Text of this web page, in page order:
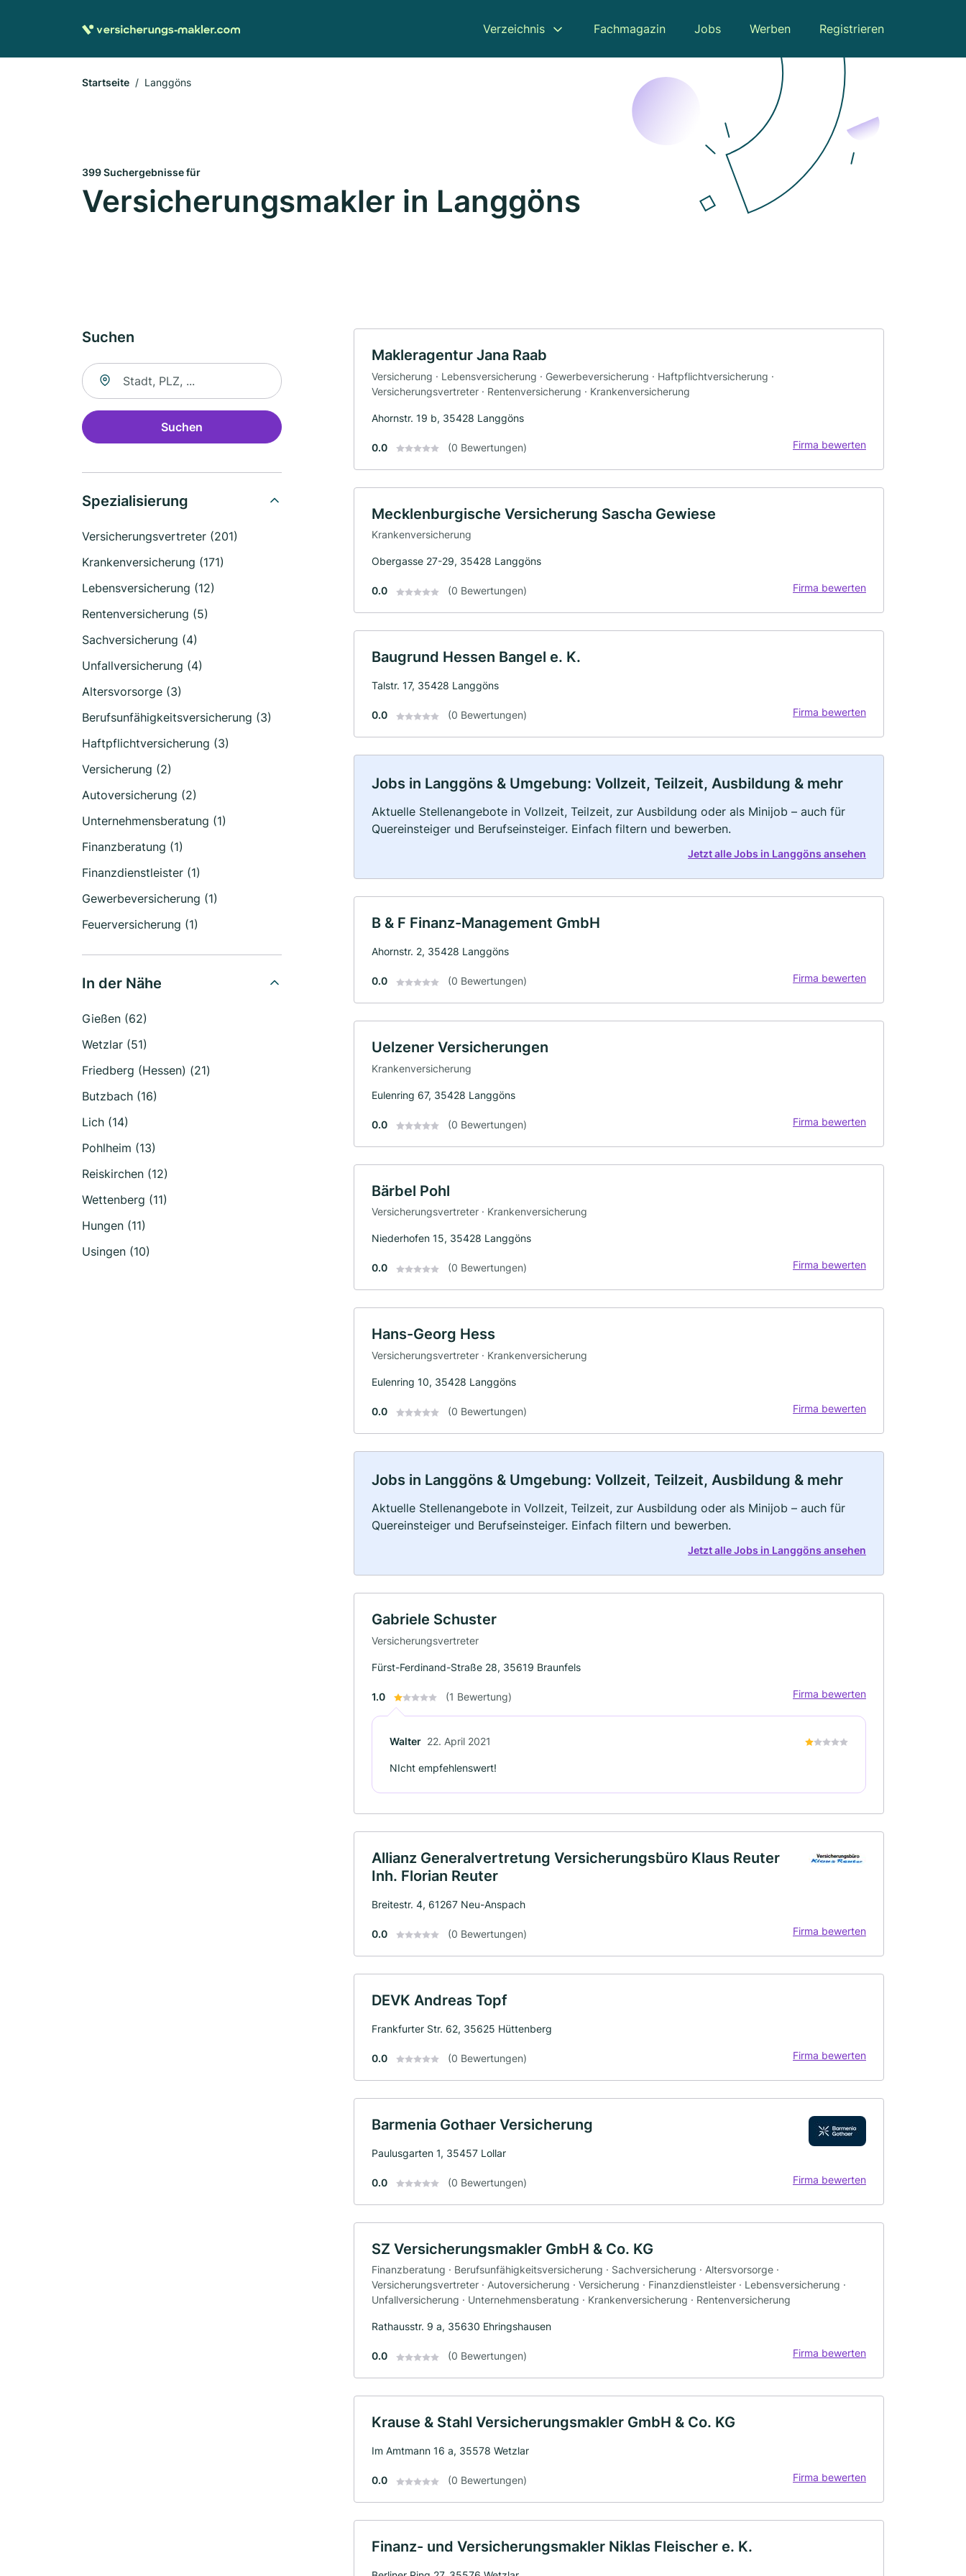
Verzeichnis Fachmagazin Jobs Werben Registrieren
Startseite Langgöns
399 Suchergebnisse für
Versicherungsmakler in Langgöns
Suchen
Suche nach Ort
Suchen
Spezialisierung
Versicherungsvertreter (201)
Krankenversicherung (171)
Lebensversicherung (12)
Rentenversicherung (5)
Sachversicherung (4)
Unfallversicherung (4)
Altersvorsorge (3)
Berufsunfähigkeitsversicherung (3)
Haftpflichtversicherung (3)
Versicherung (2)
Autoversicherung (2)
Unternehmensberatung (1)
Finanzberatung (1)
Finanzdienstleister (1)
Gewerbeversicherung (1)
Feuerversicherung (1)
In der Nähe
Gießen (62)
Wetzlar (51)
Friedberg (Hessen) (21)
Butzbach (16)
Lich (14)
Pohlheim (13)
Reiskirchen (12)
Wettenberg (11)
Hungen (11)
Usingen (10)
Makleragentur Jana Raab
Versicherung · Lebensversicherung · Gewerbeversicherung · Haftpflichtversicherung ·
Versicherungsvertreter · Rentenversicherung · Krankenversicherung
Ahornstr. 19 b, 35428 Langgöns
0.0 (0 Bewertungen) Firma bewerten
Mecklenburgische Versicherung Sascha Gewiese
Krankenversicherung
Obergasse 27-29, 35428 Langgöns
0.0 (0 Bewertungen) Firma bewerten
Baugrund Hessen Bangel e. K.
Talstr. 17, 35428 Langgöns
0.0 (0 Bewertungen) Firma bewerten
Jobs in Langgöns & Umgebung: Vollzeit, Teilzeit, Ausbildung & mehr
Aktuelle Stellenangebote in Vollzeit, Teilzeit, zur Ausbildung oder als Minijob – auch für
Quereinsteiger und Berufseinsteiger. Einfach filtern und bewerben.
Jetzt alle Jobs in Langgöns ansehen
B & F Finanz-Management GmbH
Ahornstr. 2, 35428 Langgöns
0.0 (0 Bewertungen) Firma bewerten
Uelzener Versicherungen
Krankenversicherung
Eulenring 67, 35428 Langgöns
0.0 (0 Bewertungen) Firma bewerten
Bärbel Pohl
Versicherungsvertreter · Krankenversicherung
Niederhofen 15, 35428 Langgöns
0.0 (0 Bewertungen) Firma bewerten
Hans-Georg Hess
Versicherungsvertreter · Krankenversicherung
Eulenring 10, 35428 Langgöns
0.0 (0 Bewertungen) Firma bewerten
Jobs in Langgöns & Umgebung: Vollzeit, Teilzeit, Ausbildung & mehr
Aktuelle Stellenangebote in Vollzeit, Teilzeit, zur Ausbildung oder als Minijob – auch für
Quereinsteiger und Berufseinsteiger. Einfach filtern und bewerben.
Jetzt alle Jobs in Langgöns ansehen
Gabriele Schuster
Versicherungsvertreter
Fürst-Ferdinand-Straße 28, 35619 Braunfels
1.0 (1 Bewertung) Firma bewerten
Walter 22. April 2021
NIcht empfehlenswert!
Allianz Generalvertretung Versicherungsbüro Klaus Reuter
Inh. Florian Reuter
Breitestr. 4, 61267 Neu-Anspach
0.0 (0 Bewertungen) Firma bewerten
DEVK Andreas Topf
Frankfurter Str. 62, 35625 Hüttenberg
0.0 (0 Bewertungen) Firma bewerten
Barmenia Gothaer Versicherung
Paulusgarten 1, 35457 Lollar
0.0 (0 Bewertungen) Firma bewerten
SZ Versicherungsmakler GmbH & Co. KG
Finanzberatung · Berufsunfähigkeitsversicherung · Sachversicherung · Altersvorsorge ·
Versicherungsvertreter · Autoversicherung · Versicherung · Finanzdienstleister · Lebensversicherung ·
Unfallversicherung · Unternehmensberatung · Krankenversicherung · Rentenversicherung
Rathausstr. 9 a, 35630 Ehringshausen
0.0 (0 Bewertungen) Firma bewerten
Krause & Stahl Versicherungsmakler GmbH & Co. KG
Im Amtmann 16 a, 35578 Wetzlar
0.0 (0 Bewertungen) Firma bewerten
Finanz- und Versicherungsmakler Niklas Fleischer e. K.